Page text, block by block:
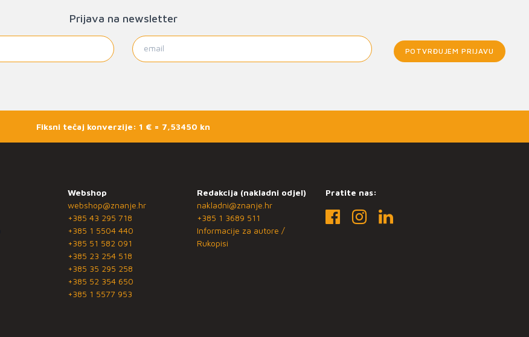
Prijava na newsletter
POTVRĐUJEM PRIJAVU
Fiksni tečaj konverzije: 1 € = 7,53450 kn
Webshop
webshop@znanje.hr
+385 43 295 718
+385 1 5504 440
+385 51 582 091
+385 23 254 518
+385 35 295 258
+385 52 354 650
+385 1 5577 953
Redakcija (nakladni odjel)
nakladni@znanje.hr
+385 1 3689 511
Informacije za autore /
Rukopisi
Pratite nas: